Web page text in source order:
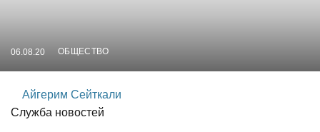
06.08.20 ОБЩЕСТВО
Айгерим Сейткали
Служба новостей